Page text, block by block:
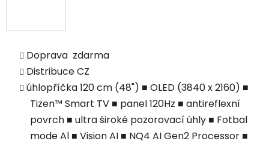
Doprava zdarma
Distribuce CZ
úhlopříčka 120 cm (48") ■ OLED (3840 x 2160) ■
Tizen™ Smart TV ■ panel 120Hz ■ antireflexní
povrch ■ ultra široké pozorovací úhly ■ Fotbal
mode Al ■ Vision AI ■ NQ4 AI Gen2 Processor ■